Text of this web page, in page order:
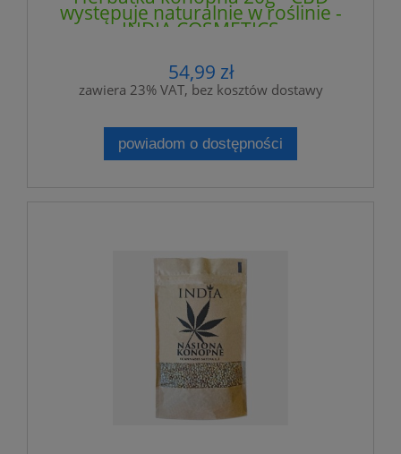
występuje naturalnie w roślinie -
INDIA COSMETICS
54,99 zł
zawiera 23% VAT, bez kosztów dostawy
powiadom o dostępności